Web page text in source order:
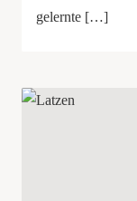
gelernte […]